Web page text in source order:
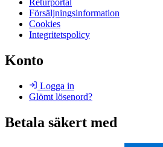
Returportal
Försäljningsinformation
Cookies
Integritetspolicy
Konto
Logga in
Glömt lösenord?
Betala säkert med